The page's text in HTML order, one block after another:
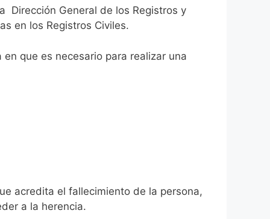
Dirección General de los Registros y
en los Registros Civiles.
que es necesario para realizar una
acredita el fallecimiento de la persona,
a la herencia.